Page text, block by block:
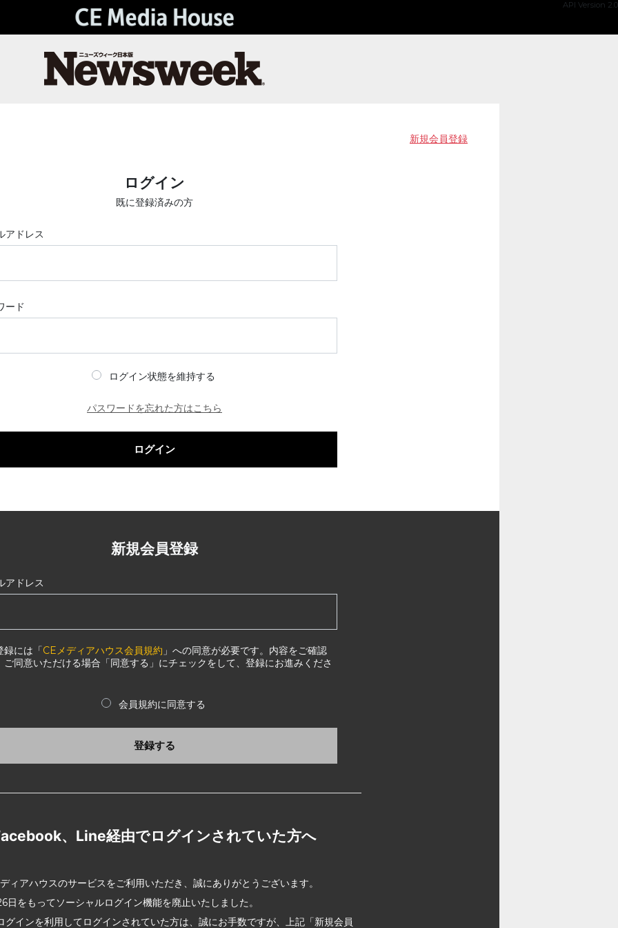
API Version 2.0
新規会員登録
ログイン
既に登録済みの方
アドレス
ード
ログイン状態を維持する
パスワードを忘れた方はこちら
ログイン
新規会員登録
アドレス
録には「CEメディアハウス会員規約 」への同意が必要です。内容をご確認
ご同意いただける場合「同意する」にチェックをして、登録にお進みくださ
会員規約に同意する
登録する
、Line経由でログインされていた方へ
ィアハウスのサービスをご利用いただき、誠にありがとうございます。
日をもってソーシャルログイン機能を廃止いたしました。
グインを利用してログインされていた方は、誠にお手数ですが、上記「新規会員